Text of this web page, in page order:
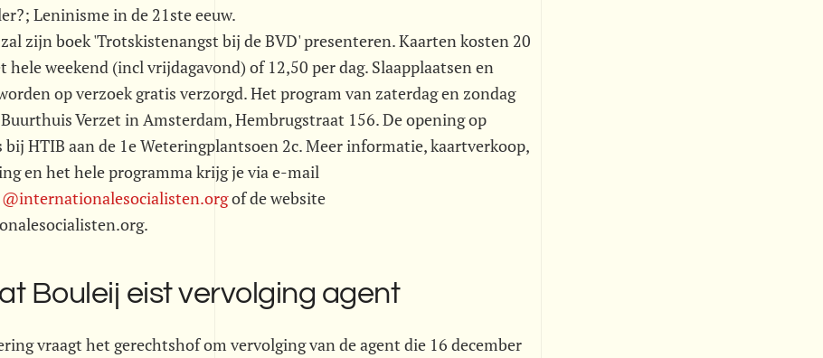
Leninisme in de 21ste eeuw.
zijn boek 'Trotskistenangst bij de BVD' presenteren. Kaarten kosten 20
hele weekend (incl vrijdagavond) of 12,50 per dag. Slaapplaatsen en
op verzoek gratis verzorgd. Het program van zaterdag en zondag
Verzet in Amsterdam, Hembrugstraat 156. De opening op
bij HTIB aan de 1e Weteringplantsoen 2c. Meer informatie, kaartverkoop,
en het hele programma krijg je via e-mail
of de website
Bouleij eist vervolging agent
vraagt het gerechtshof om vervolging van de agent die 16 december